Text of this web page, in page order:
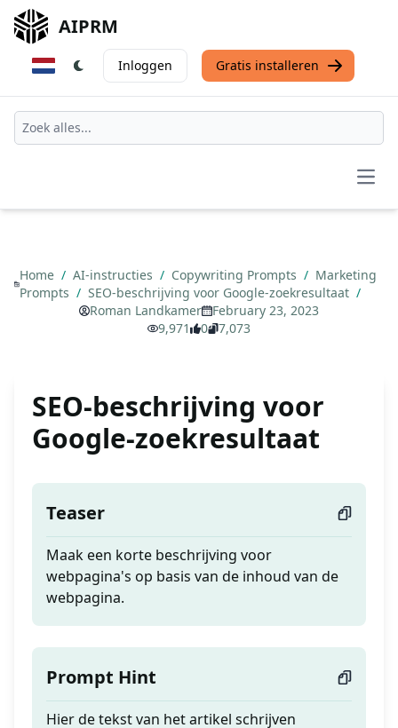
AIPRM
Inloggen Gratis installeren
Home / AI-instructies / Copywriting Prompts / Marketing
Prompts / SEO-beschrijving voor Google-zoekresultaat /
Roman Landkamer
February 23, 2023
9,971
0 7,073
SEO-beschrijving voor
Google-zoekresultaat
Teaser
Maak een korte beschrijving voor
webpagina's op basis van de inhoud van de
webpagina.
Prompt Hint
Hier de tekst van het artikel schrijven